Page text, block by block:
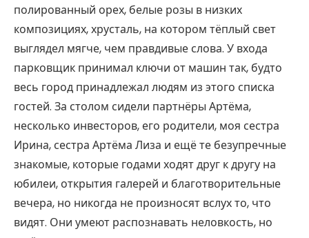
полированный орех, белые розы в низких
композициях, хрусталь, на котором тёплый свет
выглядел мягче, чем правдивые слова. У входа
парковщик принимал ключи от машин так, будто
весь город принадлежал людям из этого списка
гостей. За столом сидели партнёры Артёма,
несколько инвесторов, его родители, моя сестра
Ирина, сестра Артёма Лиза и ещё те безупречные
знакомые, которые годами ходят друг к другу на
юбилеи, открытия галерей и благотворительные
вечера, но никогда не произносят вслух то, что
видят. Они умеют распознавать неловкость, но